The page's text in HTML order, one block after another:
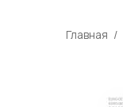
Главная